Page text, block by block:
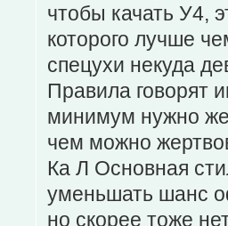
чтобы качать У4,
которого лучше
спецухи некуда
Правила говорят
минимум нужно
чем можно
Ка Л Основная
уменьшать шанс
но скорее тоже